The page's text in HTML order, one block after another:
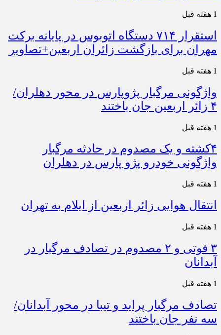
1 هفته قبل
استقرار ۷۱۴ دستگاه اتوبوس در پایانه برکت
مهران برای بازگشت زائران اربعین+تصاویر
1 هفته قبل
واژگونی مرگبار پژوپارس در محور دهلران/
۴ زائر اربعین جان باختند
1 هفته قبل
۴کشته و یک مصدوم در حادثه مرگبار
واژگونی خودرو پژو پارس در دهلران
1 هفته قبل
انتقال هوایی زائر اربعین از ایلام به تهران
1 هفته قبل
۳ فوتی و ۲ مصدوم در تصادف مرگبار در
آبدانان
1 هفته قبل
تصادف مرگبار پراید و تیبا در محور آبدانان/
سه نفر جان باختند